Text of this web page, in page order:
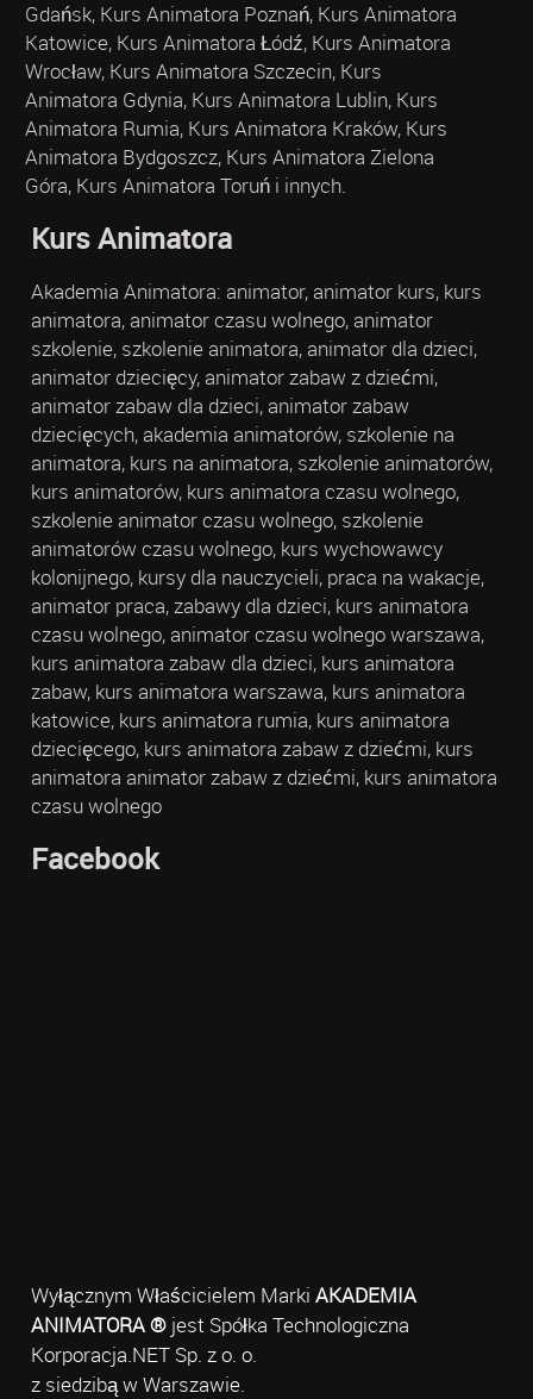
Gdańsk, Kurs Animatora Poznań, Kurs Animatora
Katowice, Kurs Animatora Łódź, Kurs Animatora
Wrocław, Kurs Animatora Szczecin, Kurs
Animatora Gdynia, Kurs Animatora Lublin, Kurs
Animatora Rumia, Kurs Animatora Kraków, Kurs
Animatora Bydgoszcz, Kurs Animatora Zielona
Góra, Kurs Animatora Toruń i innych.
Kurs Animatora
Akademia Animatora: animator, animator kurs, kurs
animatora, animator czasu wolnego, animator
szkolenie, szkolenie animatora, animator dla dzieci,
animator dziecięcy, animator zabaw z dziećmi,
animator zabaw dla dzieci, animator zabaw
dziecięcych, akademia animatorów, szkolenie na
animatora, kurs na animatora, szkolenie animatorów,
kurs animatorów, kurs animatora czasu wolnego,
szkolenie animator czasu wolnego, szkolenie
animatorów czasu wolnego, kurs wychowawcy
kolonijnego, kursy dla nauczycieli, praca na wakacje,
animator praca, zabawy dla dzieci, kurs animatora
czasu wolnego, animator czasu wolnego warszawa,
kurs animatora zabaw dla dzieci, kurs animatora
zabaw, kurs animatora warszawa, kurs animatora
katowice, kurs animatora rumia, kurs animatora
dziecięcego, kurs animatora zabaw z dziećmi, kurs
animatora animator zabaw z dziećmi, kurs animatora
czasu wolnego
Facebook
Wyłącznym Właścicielem Marki AKADEMIA
ANIMATORA ®jest Spółka Technologiczna
Korporacja.NET Sp. z o. o.
z siedzibą w Warszawie.